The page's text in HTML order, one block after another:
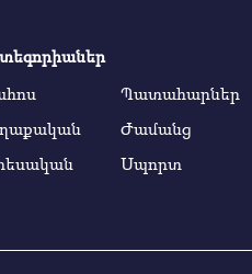
Պատահարներ
Ժամանց
Սպորտ